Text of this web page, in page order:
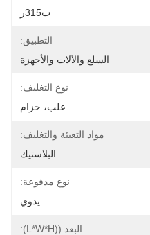
ب315ر
التطبيق:
السلع والآلات والأجهزة
نوع التغليف:
علب، حزام
مواد التعبئة والتغليف:
البلاستيك
نوع مدفوعة:
يدوي
البعد ((L*W*H):